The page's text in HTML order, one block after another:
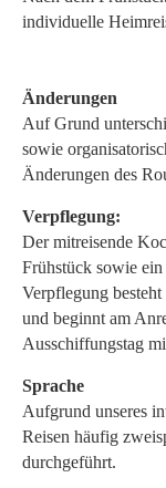
individuelle
Änderungen
Auf Grund
sowie
Änderungen des
Verpflegung:
Der mitreisende
Frühstück sowie
Verpflegung
und beginnt am
Ausschiffungstag
Sprache
Aufgrund unseres
Reisen häufig
durchgeführt.